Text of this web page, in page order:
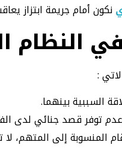
نكون أمام جريمة ابتزاز
في
:
السببية بينهما.
وعدم توفر قصد جنائي لدى
المنسوبة إلى المتهم،